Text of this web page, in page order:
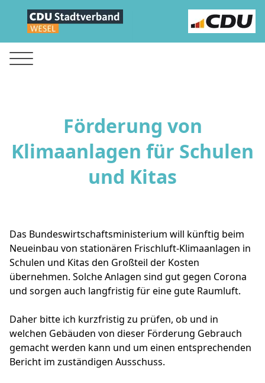
Förderung von
Klimaanlagen für Schulen
und Kitas
Das Bundeswirtschaftsministerium will künftig beim
Neueinbau von stationären Frischluft-Klimaanlagen in
Schulen und Kitas den Großteil der Kosten
übernehmen. Solche Anlagen sind gut gegen Corona
und sorgen auch langfristig für eine gute Raumluft.
Daher bitte ich kurzfristig zu prüfen, ob und in
welchen Gebäuden von dieser Förderung Gebrauch
gemacht werden kann und um einen entsprechenden
Bericht im zuständigen Ausschuss.